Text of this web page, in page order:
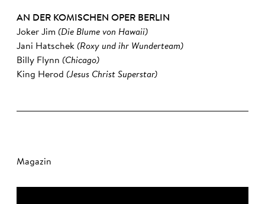
AN DER KOMISCHEN OPER BERLIN
Joker Jim (Die Blume von Hawaii)
Jani Hatschek (Roxy und ihr Wunderteam)
Billy Flynn (Chicago)
King Herod (Jesus Christ Superstar)
Magazin